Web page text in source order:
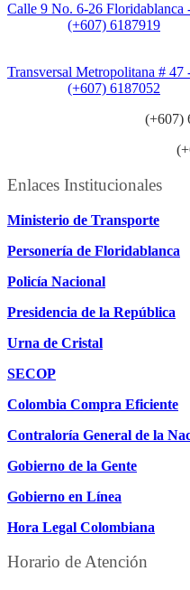
Calle 9 No. 6-26 Floridablanca
(+607) 6187919
Transversal Metropolitana #
(+607) 6187052
(+607)
Enlaces Institucionales
Ministerio de Transporte
Personería de Floridablanca
Policía Nacional
Presidencia de la República
Urna de Cristal
SECOP
Colombia Compra Eficiente
Contraloría General de la
Gobierno de la Gente
Gobierno en Línea
Hora Legal Colombiana
Horario de Atención